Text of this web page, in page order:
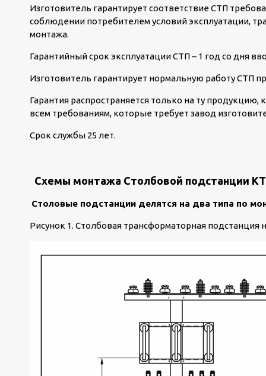
Изготовитель гарантирует соответствие СТП
соблюдении потребителем условий эксплуатации,
монтажа.
Гарантийный срок эксплуатации СТП – 1 год со дня
Изготовитель гарантирует нормальную работу СТП
Гарантия распространяется только на ту
всем требованиям, которые требует завод
Срок службы 25 лет.
Схемы монтажа Столбовой подстанции
Столовые подстанции делятся на два типа по
Рисунок 1. Столбовая трансформаторная подстанция